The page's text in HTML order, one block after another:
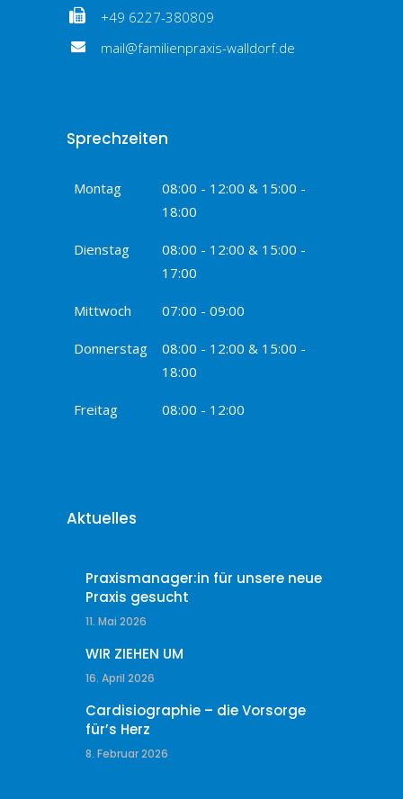
+49 6227-380809
mail@familienpraxis-walldorf.de
Sprechzeiten
Montag
08:00 - 12:00 & 15:00 -
18:00
Dienstag
08:00 - 12:00 & 15:00 -
17:00
Mittwoch 07:00 - 09:00
Donnerstag
08:00 - 12:00 & 15:00 -
18:00
Freitag 08:00 - 12:00
Aktuelles
Praxismanager:in für unsere neue
Praxis gesucht
11. Mai 2026
WIR ZIEHEN UM
16. April 2026
Cardisiographie – die Vorsorge
für’s Herz
8. Februar 2026